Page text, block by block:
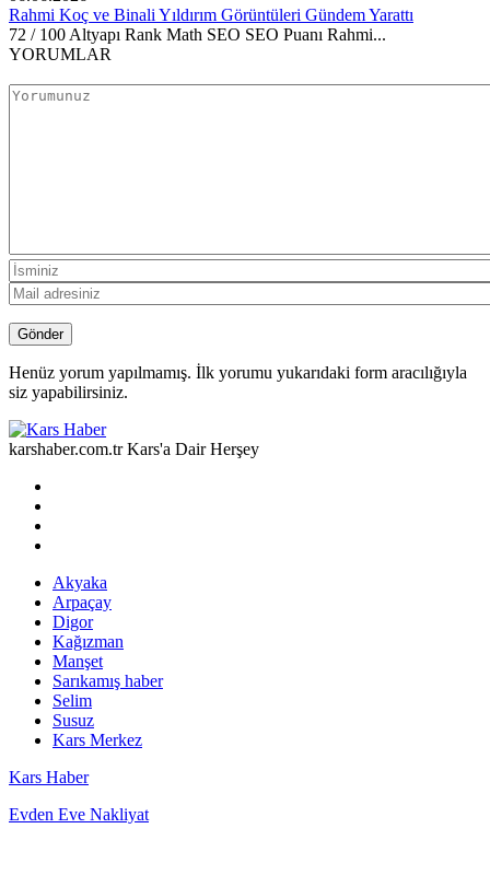
Rahmi Koç ve Binali Yıldırım Görüntüleri Gündem Yarattı
72 / 100 Altyapı Rank Math SEO SEO Puanı Rahmi...
YORUMLAR
Henüz yorum yapılmamış. İlk yorumu yukarıdaki form aracılığıyla
siz yapabilirsiniz.
karshaber.com.tr Kars'a Dair Herşey
Akyaka
Arpaçay
Digor
Kağızman
Manşet
Sarıkamış haber
Selim
Susuz
Kars Merkez
Kars Haber
Evden Eve Nakliyat